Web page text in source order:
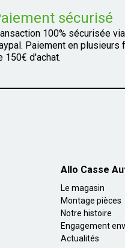
sécurisé
100% sécurisée
Paiement en plusieurs
150€ d'achat.
Allo Casse
Le magasin
Montage pièces
Notre histoire
Engagement
Actualités